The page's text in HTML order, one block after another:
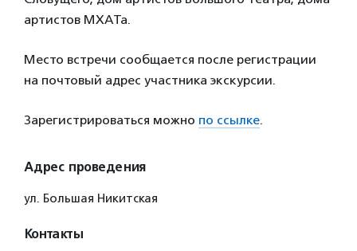
артистов МХАТа.
Место встречи сообщается после регистрации
на почтовый адрес участника экскурсии.
Зарегистрироваться можно по ссылке.
Адрес проведения
ул. Большая Никитская
Контакты